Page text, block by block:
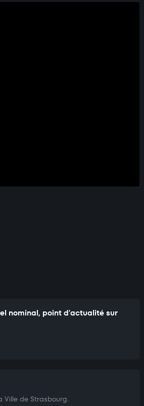
nominal, point d'actualité sur
Ville de Strasbourg.